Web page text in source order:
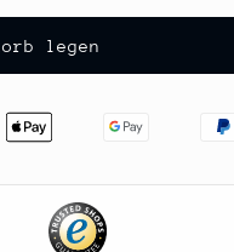
legen